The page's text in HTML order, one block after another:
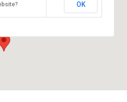
– Mesoiro A Coruña
s/n - A Coruña
OK